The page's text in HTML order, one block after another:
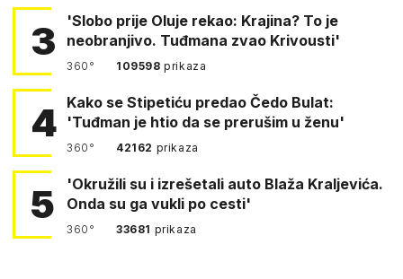
3
'Slobo prije Oluje rekao: Krajina? To je
neobranjivo. Tuđmana zvao Krivousti'
360° 109598prikaza
4 Kako se Stipetiću predao Čedo Bulat:
'Tuđman je htio da se prerušim u ženu'
360° 42162 prikaza
5
'Okružili su i izrešetali auto Blaža Kraljevića.
Onda su ga vukli po cesti'
360° 33681 prikaza